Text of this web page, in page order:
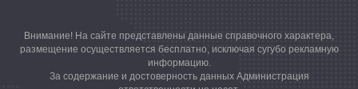
Внимание! На сайте представлены данные справочного характера,
размещение осуществляется бесплатно, исключая сугубо рекламную
информацию.
За содержание и достоверность данных Администрация